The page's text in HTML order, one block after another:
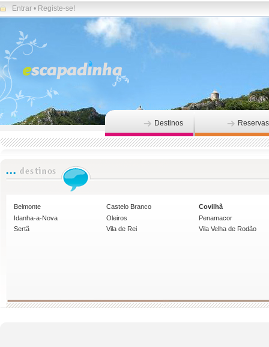
Entrar • Registe-se!
Destinos Reservas
Belmonte Castelo Branco
Covilhã
Idanha-a-Nova
Oleiros
Penamacor
Sertã
Vila de Rei Vila Velha de Rodão